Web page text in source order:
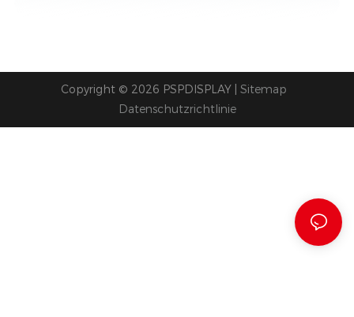
Copyright © 2026 PSPDISPLAY |
Sitemap
Datenschutzrichtlinie